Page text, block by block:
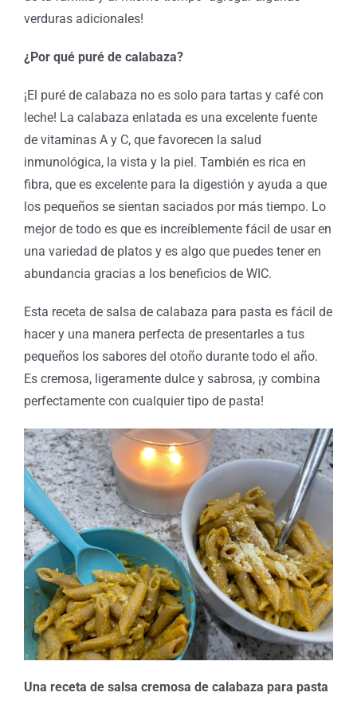
verduras adicionales!
¿Por qué puré de calabaza?
¡El puré de calabaza no es solo para tartas y café con
leche! La calabaza enlatada es una excelente fuente
de vitaminas A y C, que favorecen la salud
inmunológica, la vista y la piel. También es rica en
fibra, que es excelente para la digestión y ayuda a que
los pequeños se sientan saciados por más tiempo. Lo
mejor de todo es que es increíblemente fácil de usar en
una variedad de platos y es algo que puedes tener en
abundancia gracias a los beneficios de WIC.
Esta receta de salsa de calabaza para pasta es fácil de
hacer y una manera perfecta de presentarles a tus
pequeños los sabores del otoño durante todo el año.
Es cremosa, ligeramente dulce y sabrosa, ¡y combina
perfectamente con cualquier tipo de pasta!
Una receta de salsa cremosa de calabaza para pasta